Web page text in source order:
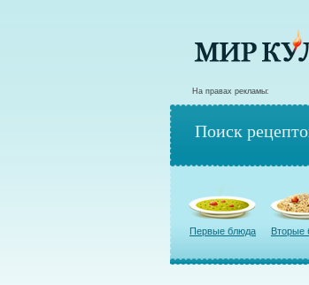
На правах рекламы:
Поиск
Первые блюда Вторые